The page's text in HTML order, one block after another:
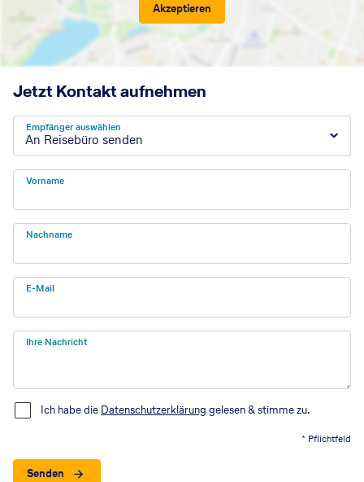
Akzeptieren
Jetzt Kontakt aufnehmen
An Reisebüro senden
Empfänger auswählen
Vorname
Nachname
E-Mail
Ihre Nachricht
Ich habe die Datenschutzerklärung gelesen & stimme zu.
* Pflichtfeld
Senden